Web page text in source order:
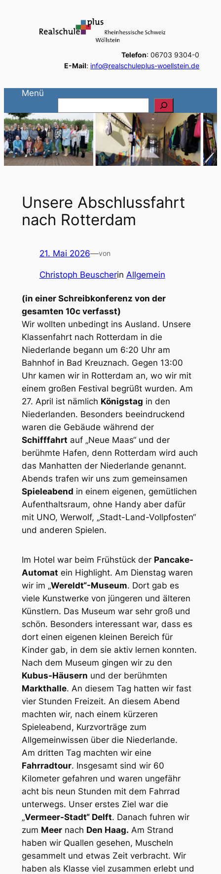
Telefon: 06703 9304-0
E-Mail: info@realschuleplus-woellstein.de
Menü
u
c
h
e
n
Unsere Abschlussfahrt
nach Rotterdam
21. Mai 2026—von
Christoph Beuscherin Allgemein
(in einer Schreibkonferenz von der
gesamten 10c verfasst)
Wir wollten unbedingt ins Ausland. Unsere
Klassenfahrt nach Rotterdam in die
Niederlande begann um 6:20 Uhr am
Bahnhof in Bad Kreuznach. Gegen 13:00
Uhr kamen wir in Rotterdam an, wo wir mit
einem großen Festival begrüßt wurden. Am
27. April ist nämlich Königstag in den
Niederlanden. Besonders beeindruckend
waren die Gebäude während der
Schifffahrt auf „Neue Maas“ und der
berühmte Hafen, denn Rotterdam wird auch
das Manhatten der Niederlande genannt.
Abends trafen wir uns zum gemeinsamen
Spieleabend in einem eigenen, gemütlichen
Aufenthaltsraum, ohne Handy aber dafür
mit UNO, Werwolf, „Stadt-Land-Vollpfosten“
und anderen Spielen.
Im Hotel war beim Frühstück der Pancake-
Automat ein Highlight. Am Dienstag waren
wir im „Wereldt“-Museum. Dort gab es
viele Kunstwerke von jüngeren und älteren
Künstlern. Das Museum war sehr groß und
schön. Besonders interessant war, dass es
dort einen eigenen kleinen Bereich für
Kinder gab, in dem sie aktiv lernen konnten.
Nach dem Museum gingen wir zu den
Kubus-Häusern und der berühmten
Markthalle. An diesem Tag hatten wir fast
vier Stunden Freizeit. An diesem Abend
machten wir, nach einem kürzeren
Spieleabend, Kurzvorträge zum
Allgemeinwissen über die Niederlande.
Am dritten Tag machten wir eine
Fahrradtour. Insgesamt sind wir 60
Kilometer gefahren und waren ungefähr
acht bis neun Stunden mit dem Fahrrad
unterwegs. Unser erstes Ziel war die
„Vermeer-Stadt“ Delft. Danach fuhren wir
zum Meernach Den Haag. Am Strand
haben wir Quallen gesehen, Muscheln
gesammelt und etwas Zeit verbracht. Wir
haben als Klasse viel zusammen erlebt und